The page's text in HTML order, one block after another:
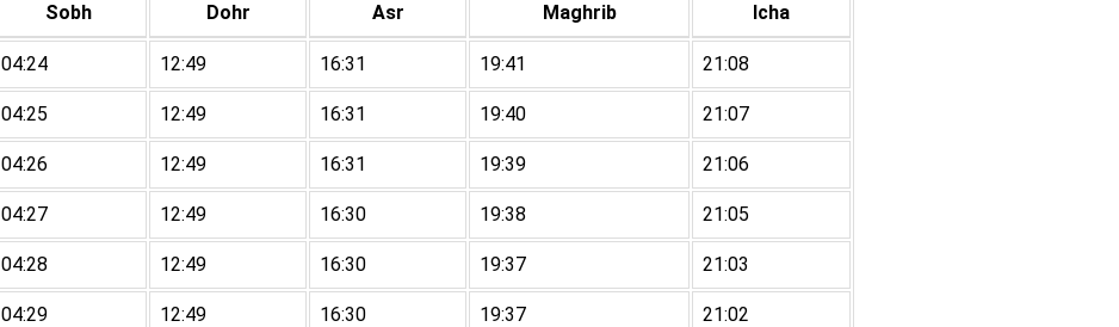
Sobh Dohr Asr Maghrib Icha
04:24 12:49 16:31 19:41 21:08
04:25 12:49 16:31 19:40 21:07
04:26 12:49 16:31 19:39 21:06
04:27 12:49 16:30 19:38 21:05
04:28 12:49 16:30 19:37 21:03
04:29 12:49 16:30 19:37 21:02